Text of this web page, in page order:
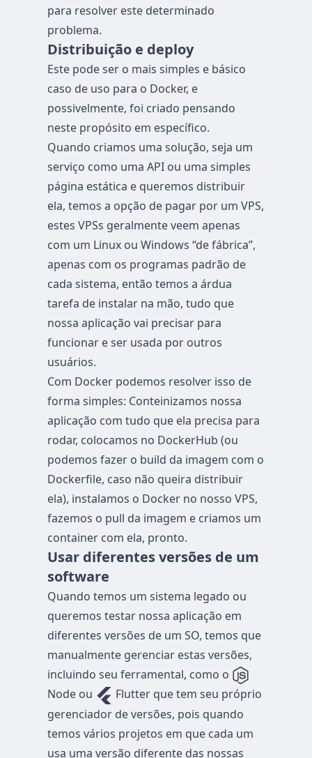
para resolver este determinado
problema.
Distribuição e deploy
Este pode ser o mais simples e básico
caso de uso para o Docker, e
possivelmente, foi criado pensando
neste propósito em específico.
Quando criamos uma solução, seja um
serviço como uma API ou uma simples
página estática e queremos distribuir
ela, temos a opção de pagar por um VPS,
estes VPSs geralmente veem apenas
com um Linux ou Windows “de fábrica”,
apenas com os programas padrão de
cada sistema, então temos a árdua
tarefa de instalar na mão, tudo que
nossa aplicação vai precisar para
funcionar e ser usada por outros
usuários.
Com Docker podemos resolver isso de
forma simples: Conteinizamos nossa
aplicação com tudo que ela precisa para
rodar, colocamos no DockerHub (ou
podemos fazer o build da imagem com o
Dockerfile, caso não queira distribuir
ela), instalamos o Docker no nosso VPS,
fazemos o pull da imagem e criamos um
container com ela, pronto.
Usar diferentes versões de um
software
Quando temos um sistema legado ou
queremos testar nossa aplicação em
diferentes versões de um SO, temos que
manualmente gerenciar estas versões,
incluindo seu ferramental, como o
Node ou
Flutter que tem seu próprio
gerenciador de versões, pois quando
temos vários projetos em que cada um
usa uma versão diferente das nossas